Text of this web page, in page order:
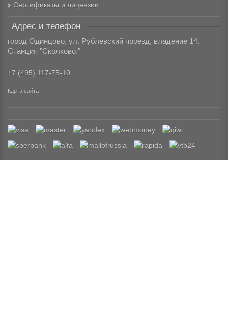
Сертификаты и лицензии
Адрес и телефон
город Одинцово, ул. Рублевский проезд, владение 14.
Станция "Сколково."
+7 (495) 117-75-10
Карта сайта